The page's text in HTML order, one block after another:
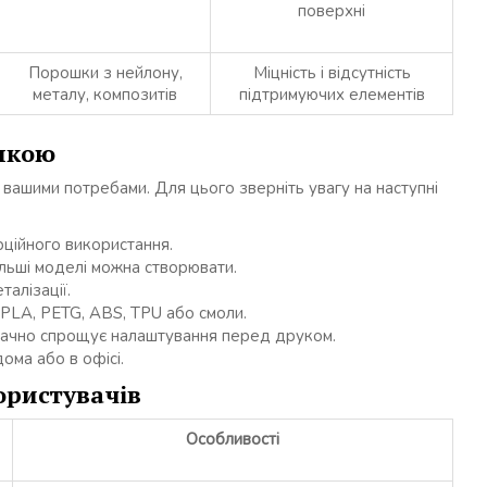
поверхні
Порошки з нейлону,
металу, композитів
Міцність і відсутність
підтримуючих елементів
потребами. Для цього зверніть увагу на наступні
використання.
моделі можна створювати.
PETG, ABS, TPU або смоли.
спрощує налаштування перед друком.
або в офісі.
Особливості